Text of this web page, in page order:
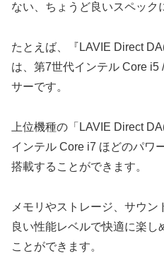
ない、ちょうど良いスペック
たとえば、『LAVIE Direct
は、第7世代インテル Core i5
サーです。
上位機種の「LAVIE Direct
インテル Core i7 ほどのパワ
搭載することができます。
メモリやストレージ、サウ
良い性能レベルで快適に楽し
ことができます。